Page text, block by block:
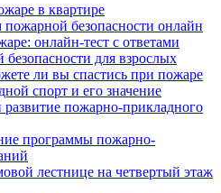
в квартире
пожарной безопасности онлайн
онлайн-тест с ответами
для взрослых
ли вы спастись при пожаре
спорт и его значение
пожарно-прикладного
программы пожарно-
лестнице на четвертый этаж